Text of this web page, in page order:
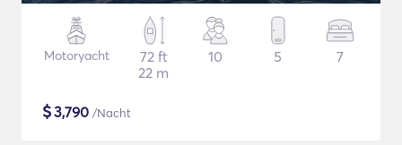
Motoryacht
72 ft
22 m
10 5 7
$3,790 /Nacht